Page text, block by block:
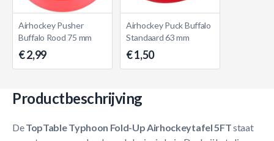
Airhockey Pusher
Buffalo Rood 75 mm
€ 2,99
Airhockey Puck Buffalo
Standaard 63 mm
€ 1,50
Productbeschrijving
DeTopTable Typhoon Fold-Up Airhockeytafel 5FTstaat